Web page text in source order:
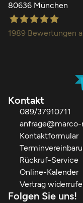
80636 München
1989 Bewertungen
Kontakt
089/37910711
Kontaktformular
Rückruf-Service
Online-Kalender
Vertrag
Folgen Sie uns!